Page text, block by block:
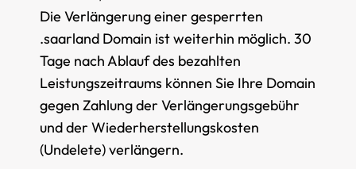
Die Verlängerung einer gesperrten
.saarland Domain ist weiterhin möglich. 30
Tage nach Ablauf des bezahlten
Leistungszeitraums können Sie Ihre Domain
gegen Zahlung der Verlängerungsgebühr
und der Wiederherstellungskosten
(Undelete) verlängern.